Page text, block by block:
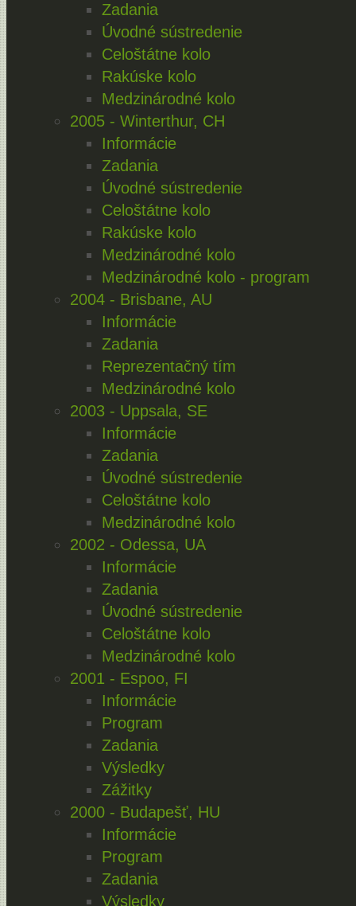
Zadania
Úvodné sústredenie
Celoštátne kolo
Rakúske kolo
Medzinárodné kolo
2005 - Winterthur, CH
Informácie
Zadania
Úvodné sústredenie
Celoštátne kolo
Rakúske kolo
Medzinárodné kolo
Medzinárodné kolo - program
2004 - Brisbane, AU
Informácie
Zadania
Reprezentačný tím
Medzinárodné kolo
2003 - Uppsala, SE
Informácie
Zadania
Úvodné sústredenie
Celoštátne kolo
Medzinárodné kolo
2002 - Odessa, UA
Informácie
Zadania
Úvodné sústredenie
Celoštátne kolo
Medzinárodné kolo
2001 - Espoo, FI
Informácie
Program
Zadania
Výsledky
Zážitky
2000 - Budapešť, HU
Informácie
Program
Zadania
Výsledky